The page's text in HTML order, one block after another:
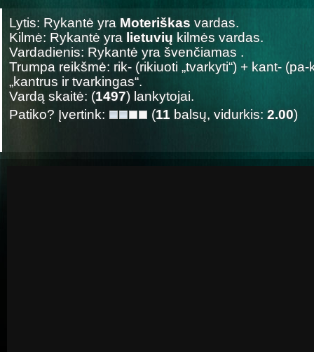
Lytis: Rykantė yra Moteriškas vardas.
Kilmė: Rykantė yra lietuvių kilmės vardas.
Vardadienis: Rykantė yra švenčiamas .
Trumpa reikšmė: rik- (rikiuoti „tvarkyti“) + kant-
„kantrus ir tvarkingas“.
Vardą skaitė: (1497) lankytojai.
Patiko? Įvertink:
(11 balsų, vidurkis: 2.00)